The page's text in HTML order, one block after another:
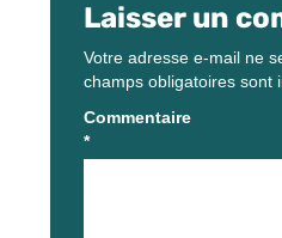
Laisser un
Votre adresse e-mail ne
champs obligatoires sont
Commentaire
*